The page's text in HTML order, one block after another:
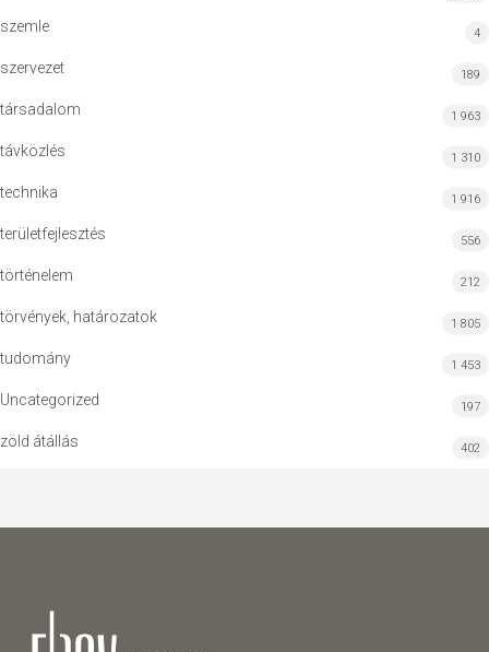
szemle 4
szervezet 189
társadalom 1 963
távközlés 1 310
technika 1 916
területfejlesztés 556
történelem 212
törvények, határozatok 1 805
tudomány 1 453
Uncategorized 197
zöld átállás 402